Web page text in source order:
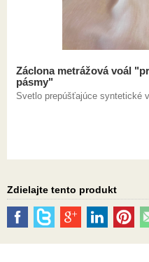
Záclona metrážová voál
pásmy"
Svetlo prepúšťajúce syntetické
Zdielajte tento produkt